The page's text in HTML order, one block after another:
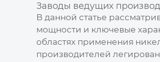
Заводы ведущих
В данной статье
мощности и ключевые
областях применения
производителей